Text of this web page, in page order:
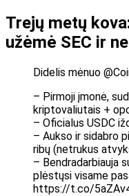
Trejų metų
užėmė SEC ir
Didelis mėnuo
– Pirmoji įmonė,
kriptovaliutais +
– Oficialus USDC
– Aukso ir sidabro
ribų (netrukus
– Bendradarbiauja
plėstųsi visame
https://t.co/